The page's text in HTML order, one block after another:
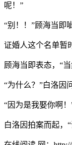
呢！”
“别！！”顾海当即
证婚人这个名单暂
顾海当即表态，“
“为什么？”白洛因
“因为是我娶你啊
白洛因拍案而起，